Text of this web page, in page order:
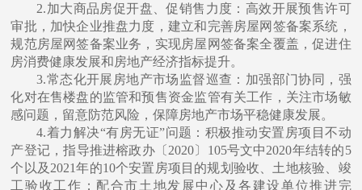
2.加⼤商品房促开盘、促销售⼒度：⾼效开展预售许可
审批，加快企业推盘⼒度，建⽴和完善房屋⽹签备案系统，
规范房屋⽹签备案业务，实现房屋⽹签备案全覆盖，促进住
房消费健康发展和房地产经济指标提升。
3.常态化开展房地产市场监督巡查：加强部⻔协同，强
化对在售楼盘的监管和预售资⾦监管有关⼯作，关注市场敏
感问题，留意防范⻛险，保障房地产市场平稳健康发展。
4.着⼒解决“有房⽆证”问题：积极推动安置房项⽬不动
产登记，指导推进榕政办〔2020〕105号⽂中2020年结转的5
个以及2021年的10个安置房项⽬的规划验收、⼟地核验、竣
⼯验收⼯作；配合市⼟地发展中⼼及各建设单位推进完